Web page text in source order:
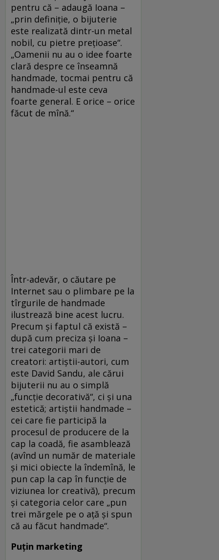
pentru că – adaugă Ioana –
„prin definiţie, o bijuterie
este realizată dintr-un metal
nobil, cu pietre preţioase“.
„Oamenii nu au o idee foarte
clară despre ce înseamnă
handmade, tocmai pentru că
handmade-ul este ceva
foarte general. E orice – orice
făcut de mînă.“
Într-adevăr, o căutare pe
Internet sau o plimbare pe la
tîrgurile de handmade
ilustrează bine acest lucru.
Precum şi faptul că există –
după cum preciza şi Ioana –
trei categorii mari de
creatori: artiştii-autori, cum
este David Sandu, ale cărui
bijuterii nu au o simplă
„funcţie decorativă“, ci şi una
estetică; artiştii handmade –
cei care fie participă la
procesul de producere de la
cap la coadă, fie asamblează
(avînd un număr de materiale
şi mici obiecte la îndemînă, le
pun cap la cap în funcţie de
viziunea lor creativă), precum
şi categoria celor care „pun
trei mărgele pe o aţă şi spun
că au făcut handmade“.
Puţin marketing